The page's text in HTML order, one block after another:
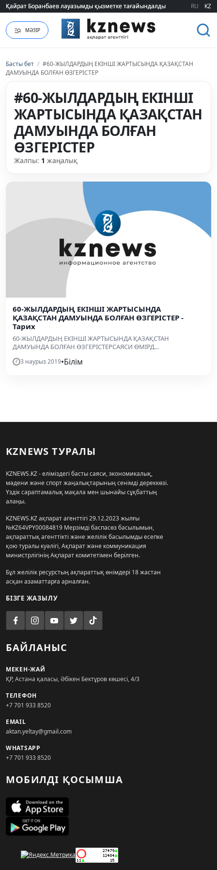
Қайрат Боранбаев лауазымды қызметке тағайындалды
Қайрат Боранбаев лауазымды қызметке тағайындалды RU KZ
МӘЗІР
Басты бет / #60-ЖЫЛДАРДЫҢ ЕКІНШІ ЖАРТЫСЫНДА ҚАЗАҚСТАН
ДАМУЫНДА БОЛҒАН ӨЗГЕРІСТЕР
#60-ЖЫЛДАРДЫҢ ЕКІНШІ
ЖАРТЫСЫНДА ҚАЗАҚСТАН
ДАМУЫНДА БОЛҒАН
ӨЗГЕРІСТЕР
Жалпы: 1 жаңалық
60-ЖЫЛДАРДЫҢ ЕКІНШІ ЖАРТЫСЫНДА
ҚАЗАҚСТАН ДАМУЫНДА БОЛҒАН ӨЗГЕРІСТЕР -
Тарих
60-ЖЫЛДАРДЫҢ ЕКІНШІ ЖАРТЫСЫНДА ҚАЗАҚСТАН
ДАМУЫНДА БОЛҒАН ӨЗГЕРІСТЕРСАЯСИ ӨМІРД...
3 наурыз 2019•Білім
KZNEWS ТУРАЛЫ
KZNEWS.KZ - еліміздегі басты саяси, экономикалық,
мәдени және спорт жаңалықтарының сенімді дереккөзі.
Үздік сараптамалық мақала мен шынайы сұқбаттың
алаңы.
KZNEWS.KZ ақпарат агенттігі 29.12.2023 жылғы
№KZ64VPY00084819 Мерзімді баспасөз басылымын,
ақпараттық агенттікті және желілік басылымды есепке
қою туралы куәлігі, Ақпарат және коммуникация
министрлігінің Ақпарат комитетімен берілген.
Бұл желілік ресурстың ақпараттық өнімдері 18 жастан
асқан азаматтарға арналған.
БІЗГЕ ЖАЗЫЛУ
БАЙЛАНЫС
МЕКЕН-ЖАЙ
ҚР, Астана қаласы, Әбікен Бектұров көшесі, 4/3
ТЕЛЕФОН
+7 701 933 8520
EMAIL
aktan.yeltay@gmail.com
WHATSAPP
+7 701 933 8520
МОБИЛДІ ҚОСЫМША